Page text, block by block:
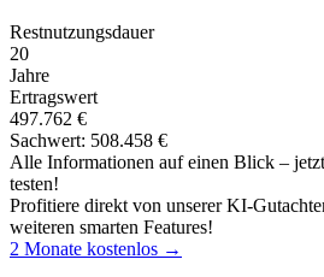
Restnutzungsdauer
20
Jahre
Ertragswert
497.762 €
Sachwert: 508.458 €
Alle Informationen auf einen Blick –
testen!
Profitiere direkt von unserer KI-
weiteren smarten Features!
2 Monate kostenlos →